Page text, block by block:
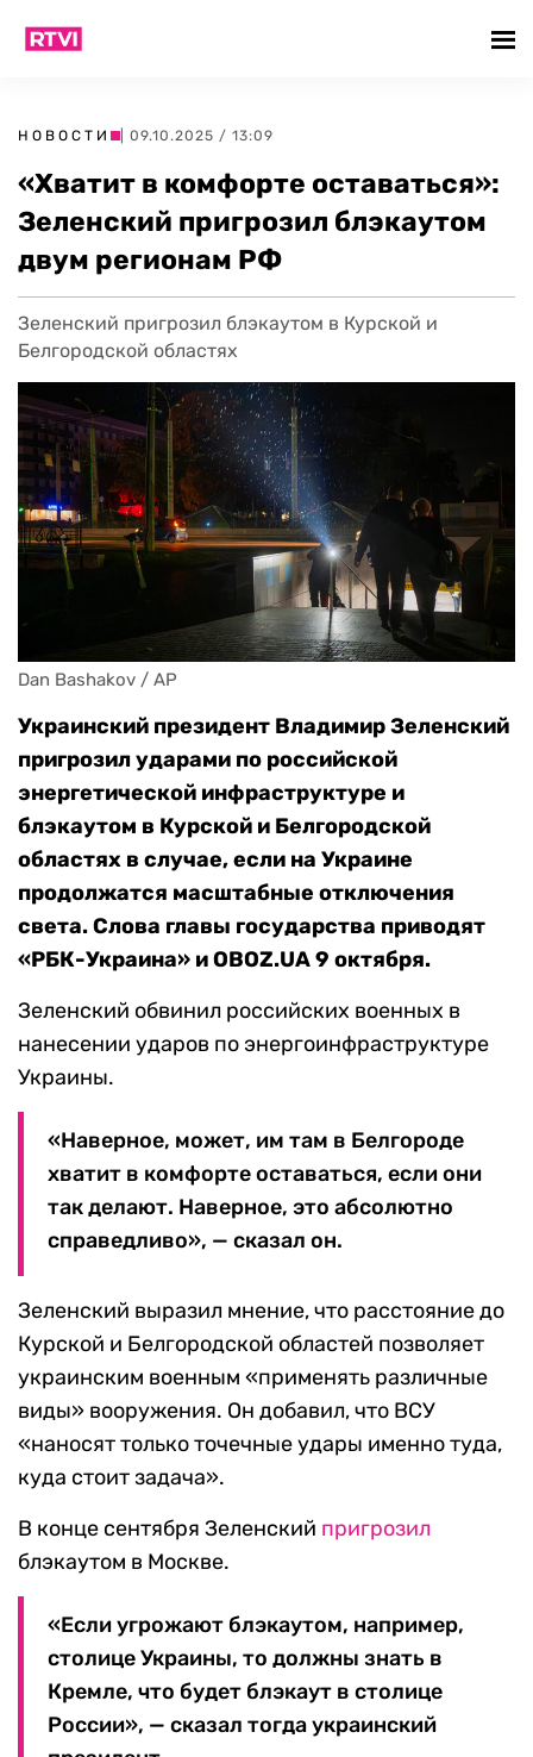
НОВОСТИ | 09.10.2025 / 13:09
«Хватит в комфорте оставаться»:
Зеленский пригрозил блэкаутом
двум регионам РФ
Зеленский пригрозил блэкаутом в Курской и
Белгородской областях
Dan Bashakov / AP
Украинский президент Владимир Зеленский
пригрозил ударами по российской
энергетической инфраструктуре и
блэкаутом в Курской и Белгородской
областях в случае, если на Украине
продолжатся масштабные отключения
света. Слова главы государства приводят
«РБК-Украина» и OBOZ.UA 9 октября.
Зеленский обвинил российских военных в
нанесении ударов по энергоинфраструктуре
Украины.
«Наверное, может, им там в Белгороде
хватит в комфорте оставаться, если они
так делают. Наверное, это абсолютно
справедливо», — сказал он.
Зеленский выразил мнение, что расстояние до
Курской и Белгородской областей позволяет
украинским военным «применять различные
виды» вооружения. Он добавил, что ВСУ
«наносят только точечные удары именно туда,
куда стоит задача».
В конце сентября Зеленский пригрозил
блэкаутом в Москве.
«Если угрожают блэкаутом, например,
столице Украины, то должны знать в
Кремле, что будет блэкаут в столице
России», — сказал тогда украинский